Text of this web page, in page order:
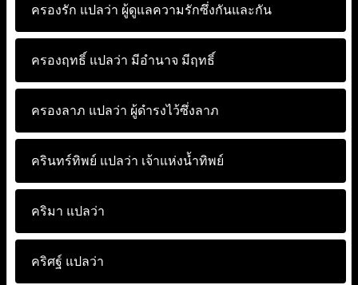
ครองรัก แปลว่า ผู้ดูแลความรักซึ่งกันและกัน
ครองฤทธิ์ แปลว่า มีอำนาจ มีฤทธิ์
ครองลาภ แปลว่า ผู้ดำรงไว้ซึ่งลาภ
ครินทร์ทิพย์ แปลว่า เจ้าแห่งน้ำทิพย์
คริมา แปลว่า
คริศฐ์ แปลว่า